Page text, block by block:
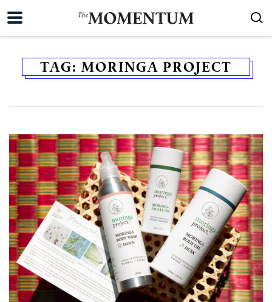
TAG: MORINGA PROJECT